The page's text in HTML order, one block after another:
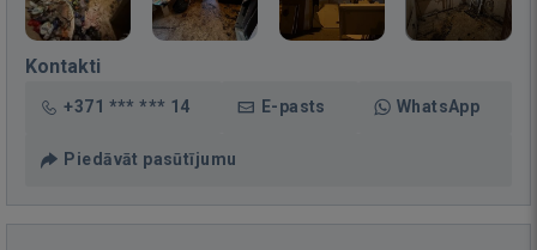
Kontakti
+371 *** *** 14 E-pasts WhatsApp
Piedāvāt pasūtījumu